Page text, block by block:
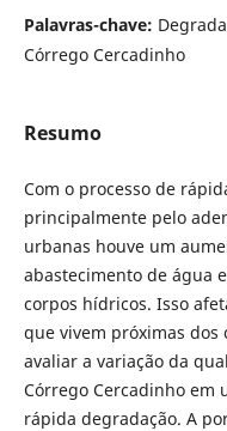
Palavras-chave:
Córrego Cercadinho
Resumo
Com o processo de
principalmente pelo
urbanas houve um
abastecimento de água
corpos hídricos. Isso
que vivem próximas dos
avaliar a variação da
Córrego Cercadinho em
rápida degradação. A